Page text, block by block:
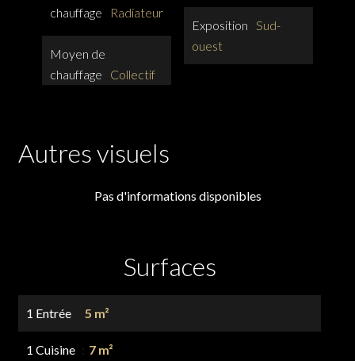
chauffage
Radiateur
Moyen de
chauffage
Collectif
Exposition Sud-
ouest
Autres visuels
Pas d'informations disponibles
Surfaces
1 Entrée 5 m²
1 Cuisine 7 m²